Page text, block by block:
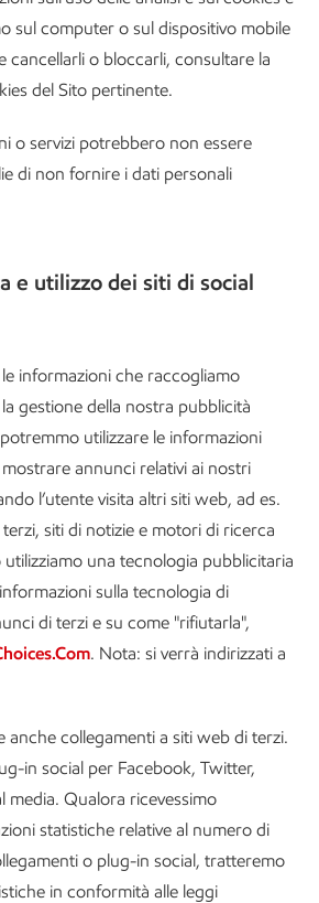
sul computer o sul dispositivo mobile
cancellarli o bloccarli, consultare la
del Sito pertinente.
o servizi potrebbero non essere
di non fornire i dati personali
e utilizzo dei siti di social
informazioni che raccogliamo
gestione della nostra pubblicità
utilizzare le informazioni
annunci relativi ai nostri
l’utente visita altri siti web, ad es.
siti di notizie e motori di ricerca
una tecnologia pubblicitaria
sulla tecnologia di
di terzi e su come "rifiutarla",
. Nota: si verrà indirizzati a
anche collegamenti a siti web di terzi.
in social per Facebook, Twitter,
media. Qualora ricevessimo
statistiche relative al numero di
o plug-in social, tratteremo
in conformità alle leggi